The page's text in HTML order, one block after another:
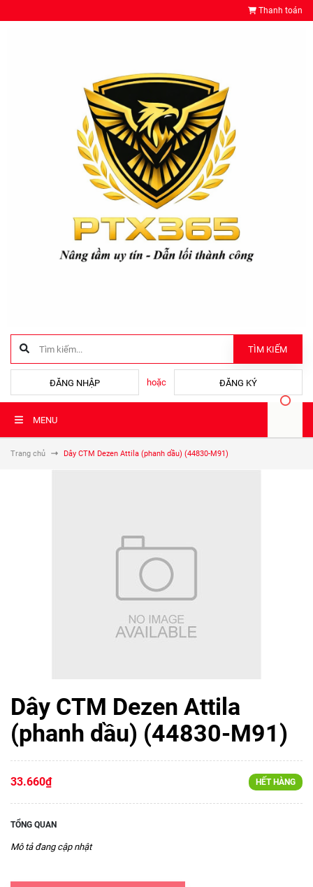
Thanh toán
TÌM KIẾM
ĐĂNG NHẬP hoặc ĐĂNG KÝ
MENU
Trang chủ Dây CTM Dezen Attila (phanh dầu) (44830-M91)
Dây CTM Dezen Attila
(phanh dầu) (44830-M91)
33.660₫ HẾT HÀNG
TỔNG QUAN
Mô tả đang cập nhật